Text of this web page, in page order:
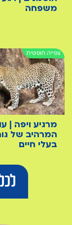
משפחה
מרגיע ויפה |
המרהיב של
בעלי חיים